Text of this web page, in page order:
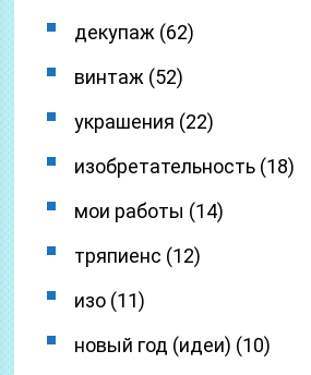
декупаж (62)
винтаж (52)
украшения (22)
изобретательность (18)
мои работы (14)
тряпиенс (12)
изо (11)
новый год (идеи) (10)